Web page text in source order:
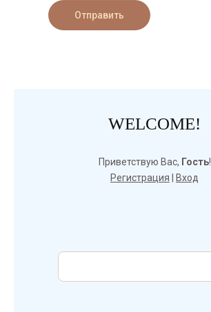
Отправить
WELCOME!
Приветствую Вас, Гость!
Регистрация
Вход